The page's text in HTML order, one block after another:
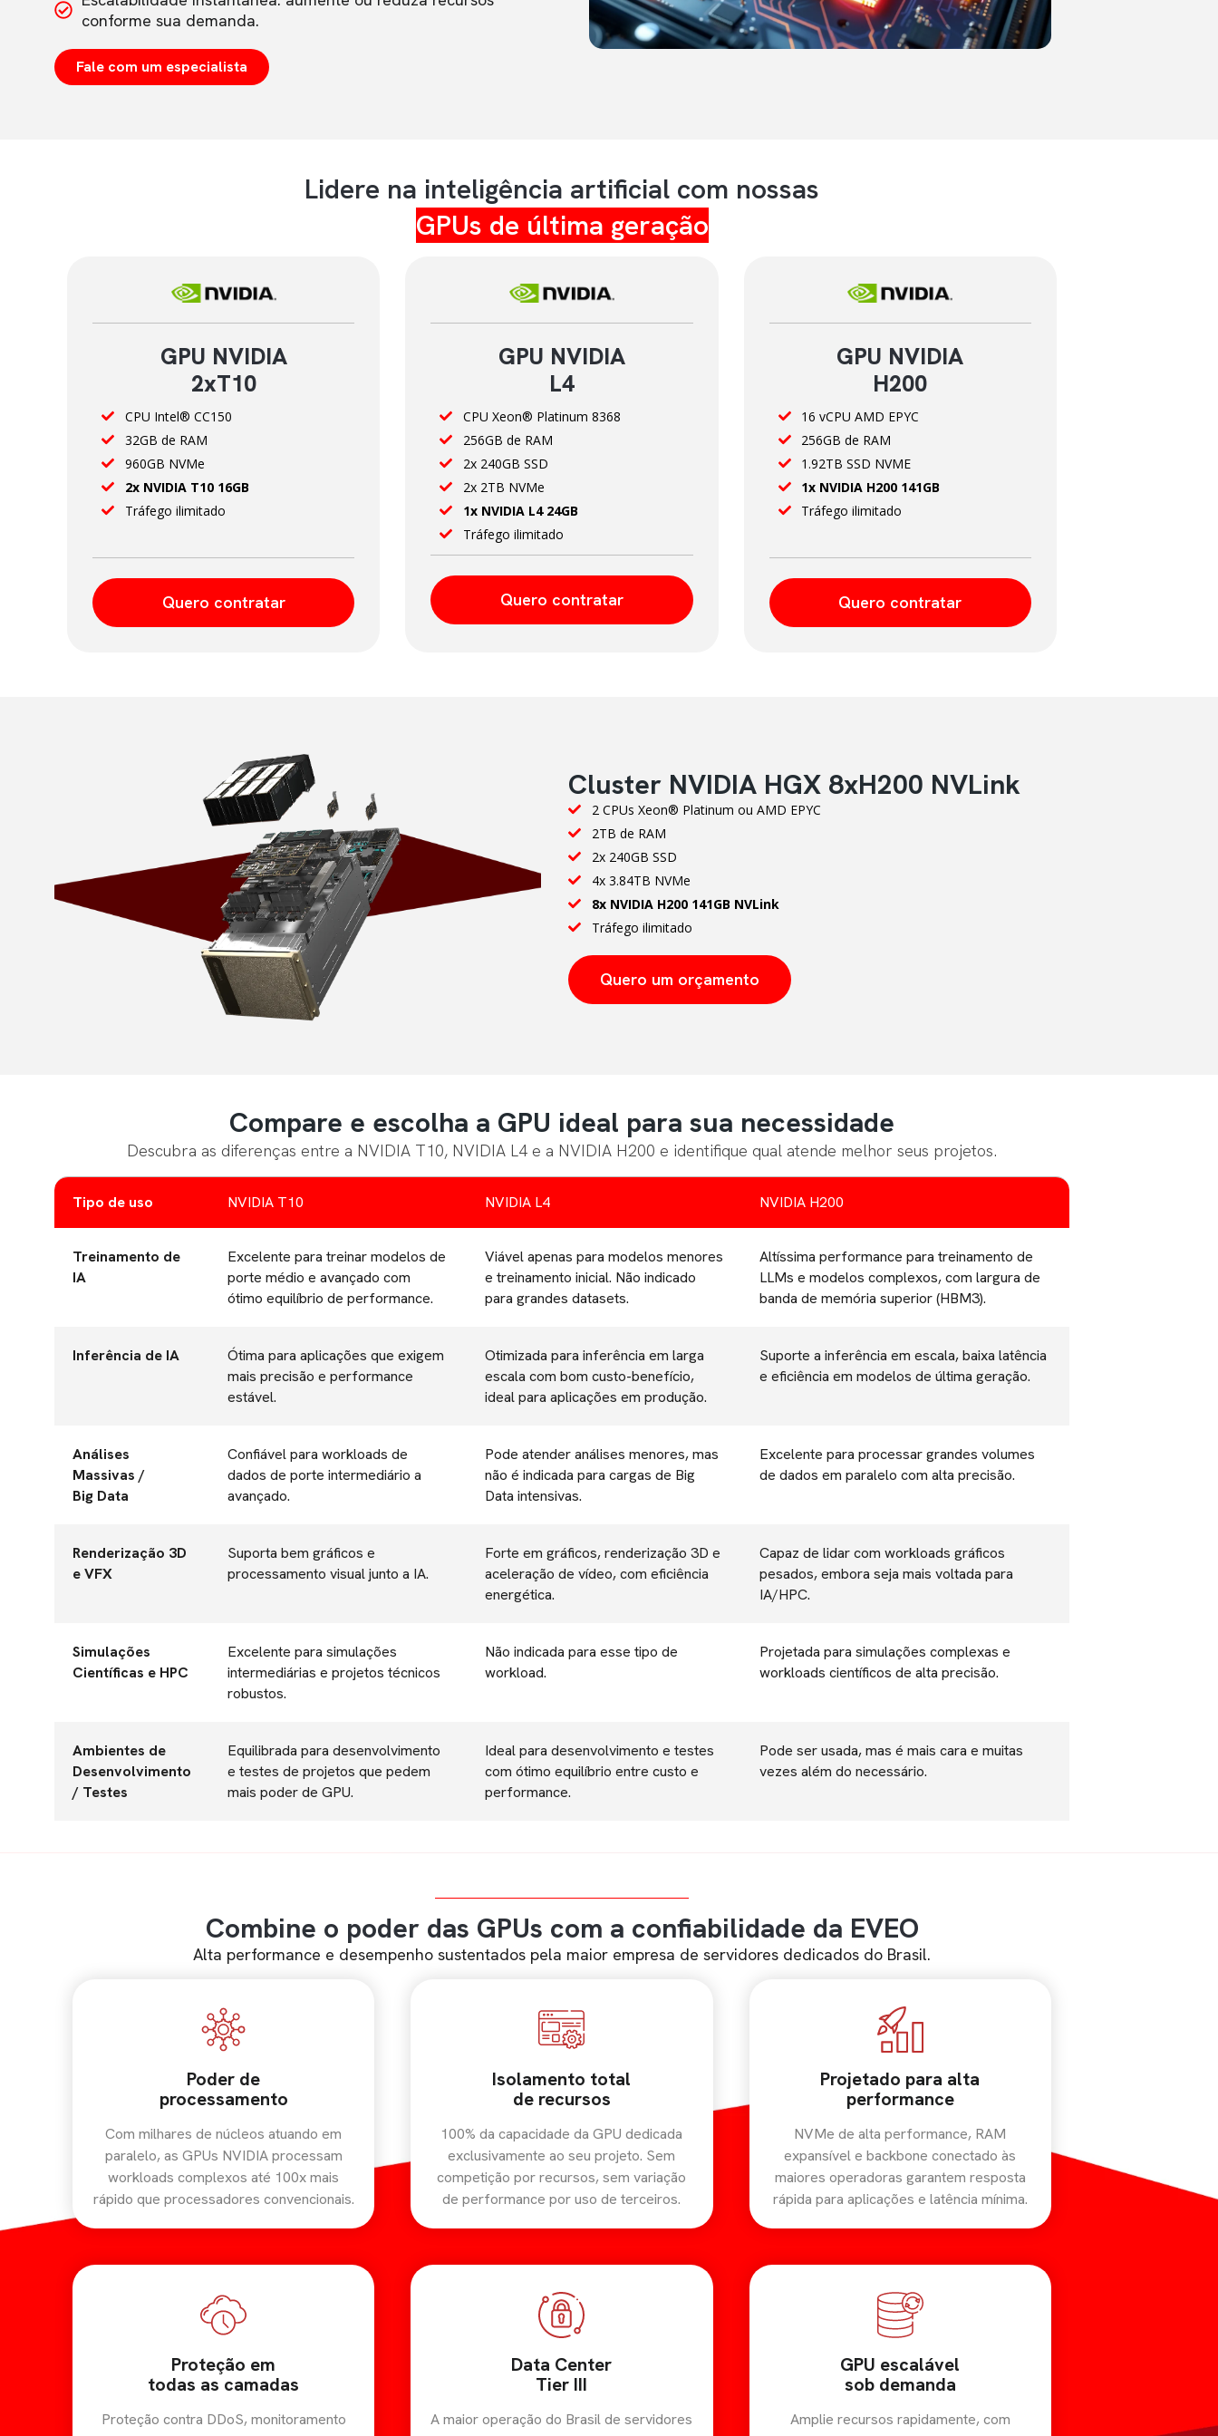
conforme sua demanda.
Fale com um especialista
Lidere na inteligência artificial com nossas
GPUs de última geração
GPU NVIDIA
2xT10
CPU Intel® CC150
32GB de RAM
960GB NVMe
2x NVIDIA T10 16GB
Tráfego ilimitado
Quero contratar
GPU NVIDIA
L4
CPU Xeon® Platinum 8368
256GB de RAM
2x 240GB SSD
2x 2TB NVMe
1x NVIDIA L4 24GB
Tráfego ilimitado
Quero contratar
GPU NVIDIA
H200
16 vCPU AMD EPYC
256GB de RAM
1.92TB SSD NVME
1x NVIDIA H200 141GB
Tráfego ilimitado
Quero contratar
Cluster NVIDIA HGX 8xH200 NVLink
2 CPUs Xeon® Platinum ou AMD EPYC
2TB de RAM
2x 240GB SSD
4x 3.84TB NVMe
8x NVIDIA H200 141GB NVLink
Tráfego ilimitado
Quero um orçamento
Compare e escolha a GPU ideal para sua necessidade
Descubra as diferenças entre a NVIDIA T10, NVIDIA L4 e a NVIDIA H200 e identifique qual atende melhor seus projetos.
Tipo de uso NVIDIA T10 NVIDIA L4 NVIDIA H200
Treinamento de
IA
Excelente para treinar modelos de
porte médio e avançado com
ótimo equilíbrio de performance.
Viável apenas para modelos menores
e treinamento inicial. Não indicado
para grandes datasets.
Altíssima performance para treinamento de
LLMs e modelos complexos, com largura de
banda de memória superior (HBM3).
Inferência de IA
Ótima para aplicações que exigem
mais precisão e performance
estável.
Otimizada para inferência em larga
escala com bom custo-benefício,
ideal para aplicações em produção.
Suporte a inferência em escala, baixa latência
e eficiência em modelos de última geração.
Análises
Massivas /
Big Data
Confiável para workloads de
dados de porte intermediário a
avançado.
Pode atender análises menores, mas
não é indicada para cargas de Big
Data intensivas.
Excelente para processar grandes volumes
de dados em paralelo com alta precisão.
Renderização 3D
e VFX
Suporta bem gráficos e
processamento visual junto a IA.
Forte em gráficos, renderização 3D e
aceleração de vídeo, com eficiência
energética.
Capaz de lidar com workloads gráficos
pesados, embora seja mais voltada para
IA/HPC.
Simulações
Científicas e HPC
Excelente para simulações
intermediárias e projetos técnicos
robustos.
Não indicada para esse tipo de
workload.
Projetada para simulações complexas e
workloads científicos de alta precisão.
Ambientes de
Desenvolvimento
/ Testes
Equilibrada para desenvolvimento
e testes de projetos que pedem
mais poder de GPU.
Ideal para desenvolvimento e testes
com ótimo equilíbrio entre custo e
performance.
Pode ser usada, mas é mais cara e muitas
vezes além do necessário.
Combine o poder das GPUs com a confiabilidade da EVEO
Alta performance e desempenho sustentados pela maior empresa de servidores dedicados do Brasil.
Poder de
processamento
Com milhares de núcleos atuando em
paralelo, as GPUs NVIDIA processam
workloads complexos até 100x mais
rápido que processadores convencionais.
Isolamento total
de recursos
100% da capacidade da GPU dedicada
exclusivamente ao seu projeto. Sem
competição por recursos, sem variação
de performance por uso de terceiros.
Projetado para alta
performance
NVMe de alta performance, RAM
expansível e backbone conectado às
maiores operadoras garantem resposta
rápida para aplicações e latência mínima.
Proteção em
todas as camadas
Proteção contra DDoS, monitoramento
Data Center
Tier III
A maior operação do Brasil de servidores
GPU escalável
sob demanda
Amplie recursos rapidamente, com